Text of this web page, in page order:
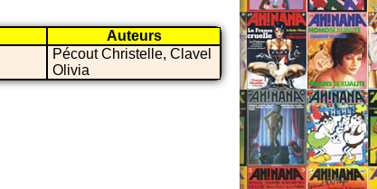
Auteurs
Pécout Christelle, Clavel
Olivia